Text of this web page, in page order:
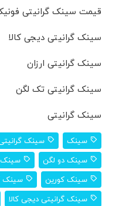
قیمت سینک گرانیتی
سینک گرانیتی دیجی کالا
سینک گرانیتی ارزان
سینک گرانیتی تک لگن
سینک گرانیتی
سینک سینک گرانیتی
سینک دو لگن
سینک
سینک کورین
سینک
سینک گرانیتی دیجی کالا